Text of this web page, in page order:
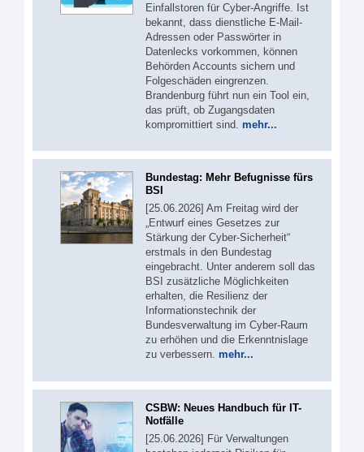
Einfallstoren für Cyber-Angriffe. Ist
bekannt, dass dienstliche E-Mail-
Adressen oder Passwörter in
Datenlecks vorkommen, können
Behörden Accounts sichern und
Folgeschäden eingrenzen.
Brandenburg führt nun ein Tool ein,
das prüft, ob Zugangsdaten
kompromittiert sind. mehr...
Bundestag: Mehr Befugnisse fürs
BSI
[25.06.2026] Am Freitag wird der
„Entwurf eines Gesetzes zur
Stärkung der Cyber-Sicherheit“
erstmals in den Bundestag
eingebracht. Unter anderem soll das
BSI zusätzliche Möglichkeiten
erhalten, die Resilienz der
Informationstechnik der
Bundesverwaltung im Cyber-Raum
zu erhöhen und die Erkenntnislage
zu verbessern. mehr...
CSBW: Neues Handbuch für IT-
Notfälle
[25.06.2026] Für Verwaltungen